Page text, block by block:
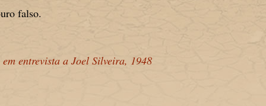
falso.
em entrevista a Joel Silveira, 1948